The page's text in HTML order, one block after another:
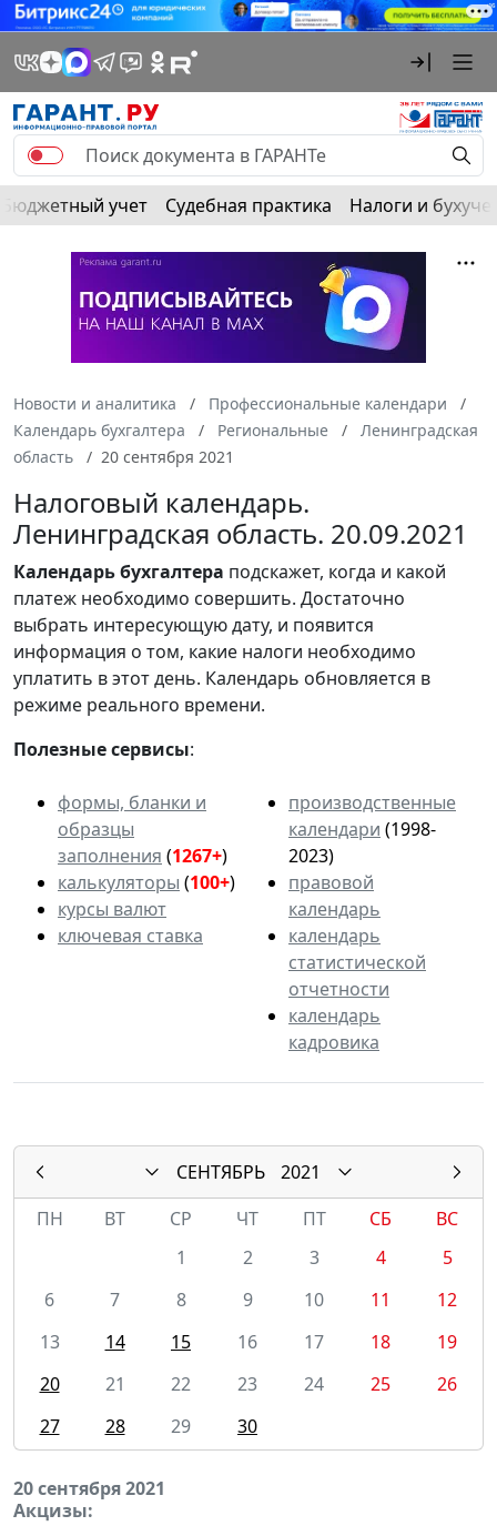
Бюджетный учет Судебная практика Налоги и
Новости и аналитика
Профессиональные календари
Календарь бухгалтера
Региональные
Ленинградская
область
20 сентября 2021
Налоговый календарь.
Ленинградская область. 20.09.2021
Календарьбухгалтера подскажет, когда и какой
платеж необходимо совершить. Достаточно
выбрать интересующую дату, и появится
информация о том, какие налоги необходимо
уплатить в этот день. Календарь обновляется в
режиме реального времени.
Полезные сервисы:
формы, бланки и
образцы
заполнения (1267+)
калькуляторы (100+)
курсы валют
ключевая ставка
производственные
календари (1998-
2023)
правовой
календарь
календарь
статистической
отчетности
календарь
кадровика
СЕНТЯБРЬ
2021
ПН
ВТ СР ЧТ ПТ СБ
ВС
1
2 3 4
5
6
7 8 9 10 11
12
13
14 15 16 17 18
19
20
21 22 23 24 25
26
27
28 29 30
20 сентября 2021
Акцизы: